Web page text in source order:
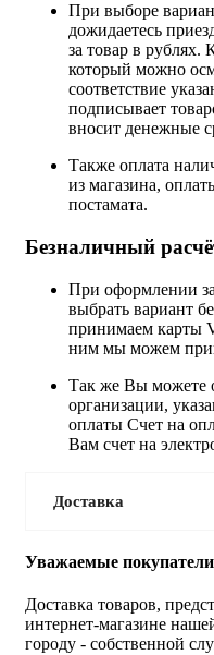
При выборе
дожидаетесь
за товар в рублях.
который можно
соответствие
подписывает
вносит денежные
Также оплата
из магазина,
постамата.
Безналичный
При оформлении
выбрать вариант
принимаем карты
ним мы можем
Так же Вы можете
организации,
оплаты Счет на
Вам счет на
Доставка
Уважаемые покупатели
Доставка товаров,
интернет-магазине
городу - собственной